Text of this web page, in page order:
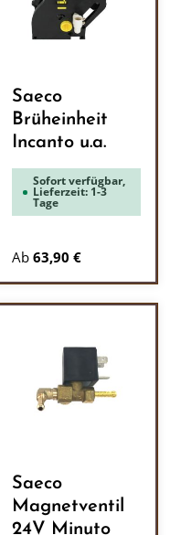
Saeco
Brüheinheit
Incanto u.a.
Sofort verfügbar,
Lieferzeit: 1-3
Tage
Ab 63,90 €
Saeco
Magnetventil
24V Minuto